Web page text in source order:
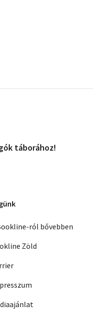
táborához!
ról bővebben
Zöld